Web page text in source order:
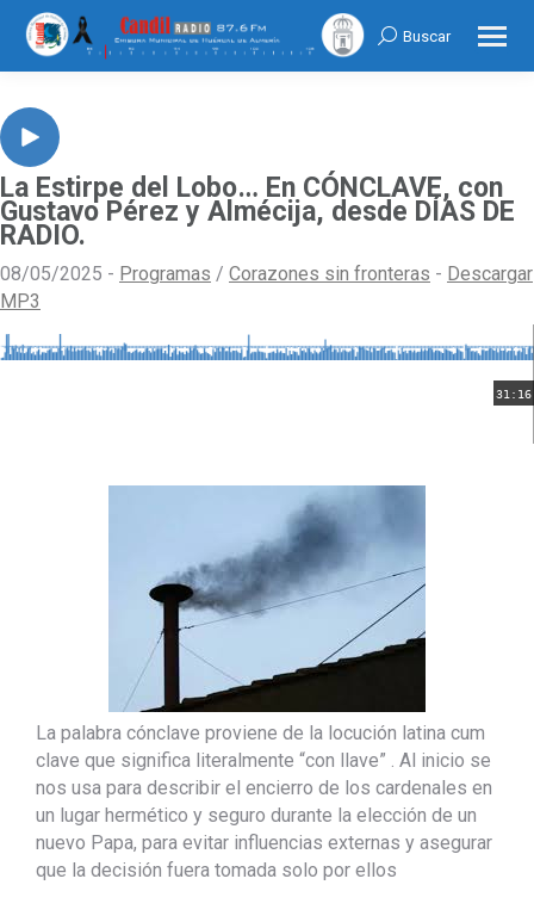
Search:
Buscar
La Estirpe del Lobo… En CÓNCLAVE, con
Gustavo Pérez y Almécija, desde DÍAS DE
RADIO.
08/05/2025 - Programas / Corazones sin fronteras - Descargar
MP3
31:16
La palabra cónclave proviene de la locución latina cum
clave que significa literalmente “con llave” . Al inicio se
nos usa para describir el encierro de los cardenales en
un lugar hermético y seguro durante la elección de un
nuevo Papa, para evitar influencias externas y asegurar
que la decisión fuera tomada solo por ellos